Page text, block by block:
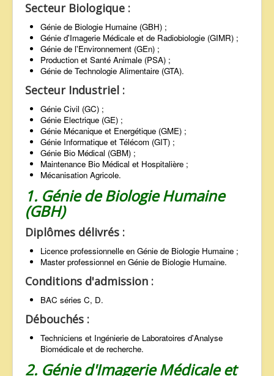
Secteur Biologique :
Génie de Biologie Humaine (GBH) ;
Génie d'Imagerie Médicale et de Radiobiologie (GIMR) ;
Génie de l'Environnement (GEn) ;
Production et Santé Animale (PSA) ;
Génie de Technologie Alimentaire (GTA).
Secteur Industriel :
Génie Civil (GC) ;
Génie Electrique (GE) ;
Génie Mécanique et Energétique (GME) ;
Génie Informatique et Télécom (GIT) ;
Génie Bio Médical (GBM) ;
Maintenance Bio Médical et Hospitalière ;
Mécanisation Agricole.
1. Génie de Biologie Humaine
(GBH)
Diplômes délivrés :
Licence professionnelle en Génie de Biologie Humaine ;
Master professionnel en Génie de Biologie Humaine.
Conditions d'admission :
BAC séries C, D.
Débouchés :
Techniciens et Ingénierie de Laboratoires d'Analyse
Biomédicale et de recherche.
2. Génie d'Imagerie Médicale et